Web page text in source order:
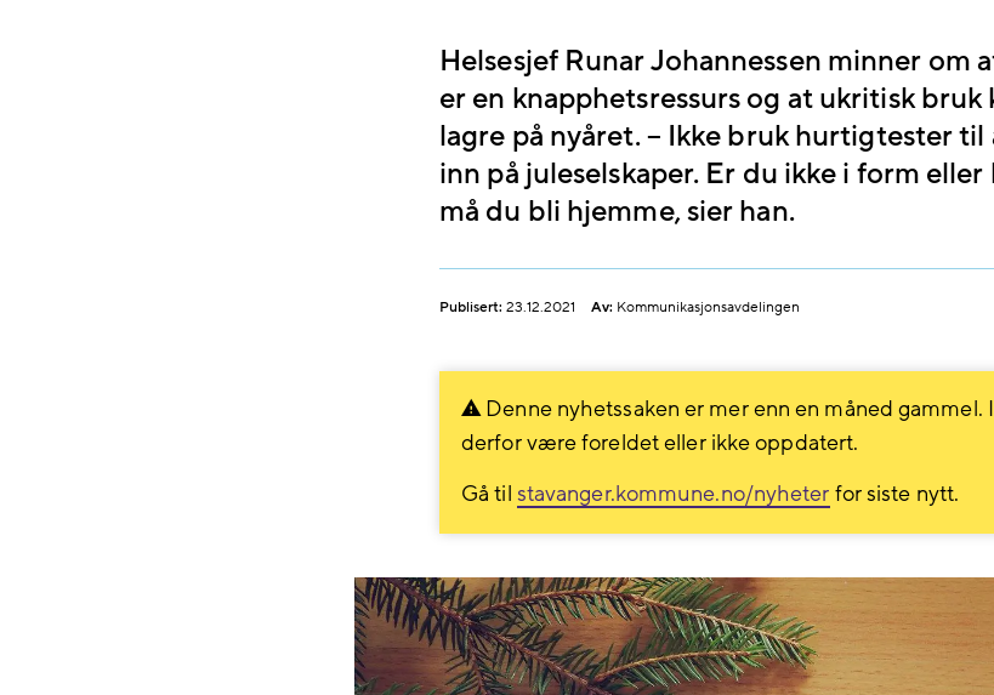
Helsesjef Runar Johannessen minner om
er en knapphetsressurs og at ukritisk bruk
lagre på nyåret. – Ikke bruk hurtigtester til
inn på juleselskaper. Er du ikke i form
må du bli hjemme, sier han.
Publisert: 23.12.2021 Av: Kommunikasjonsavdelingen
Denne nyhetssaken er mer enn en måned gammel.
derfor være foreldet eller ikke oppdatert.
Gå til stavanger.kommune.no/nyheter for siste nytt.